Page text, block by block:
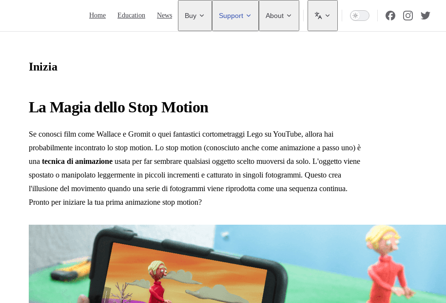
Home Education News Buy Support About
Inizia
La Magia dello Stop Motion
Se conosci film come Wallace e Gromit o quei fantastici cortometraggi Lego su YouTube, allora hai
probabilmente incontrato lo stop motion. Lo stop motion (conosciuto anche come animazione a passo uno) è
una tecnica di animazione usata per far sembrare qualsiasi oggetto scelto muoversi da solo. L'oggetto viene
spostato o manipolato leggermente in piccoli incrementi e catturato in singoli fotogrammi. Questo crea
l'illusione del movimento quando una serie di fotogrammi viene riprodotta come una sequenza continua.
Pronto per iniziare la tua prima animazione stop motion?